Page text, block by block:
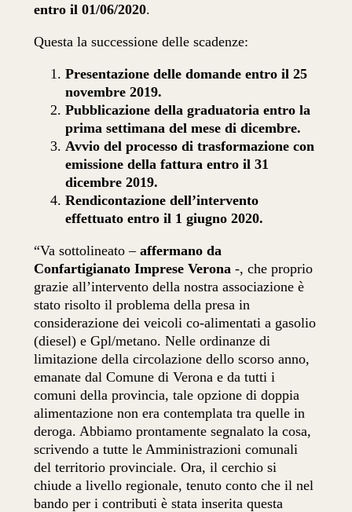
entro il 01/06/2020.
Questa la successione delle scadenze:
Presentazione delle domande entro il 25
novembre 2019.
Pubblicazione della graduatoria entro la
prima settimana del mese di dicembre.
Avvio del processo di trasformazione con
emissione della fattura entro il 31
dicembre 2019.
Rendicontazione dell’intervento
effettuato entro il 1 giugno 2020.
“Va sottolineato –affermano da
Confartigianato Imprese Verona -, che proprio
grazie all’intervento della nostra associazione è
stato risolto il problema della presa in
considerazione dei veicoli co-alimentati a gasolio
(diesel) e Gpl/metano. Nelle ordinanze di
limitazione della circolazione dello scorso anno,
emanate dal Comune di Verona e da tutti i
comuni della provincia, tale opzione di doppia
alimentazione non era contemplata tra quelle in
deroga. Abbiamo prontamente segnalato la cosa,
scrivendo a tutte le Amministrazioni comunali
del territorio provinciale. Ora, il cerchio si
chiude a livello regionale, tenuto conto che il nel
bando per i contributi è stata inserita questa